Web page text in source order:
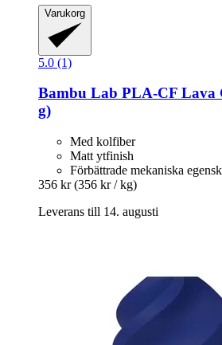
Varukorg
5.0 (1)
Bambu Lab PLA-​CF Lava
g)
Med kolfiber
Matt ytfinish
Förbättrade mekaniska
356 kr (356 kr / kg)
Leverans till 14. augusti